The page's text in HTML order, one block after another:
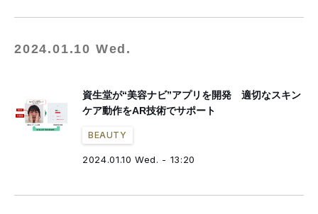
2024.01.10 Wed.
資生堂が“美容ナビ”アプリを開発 適切なスキン
ケア動作をAR技術でサポート
BEAUTY
2024.01.10 Wed. - 13:20